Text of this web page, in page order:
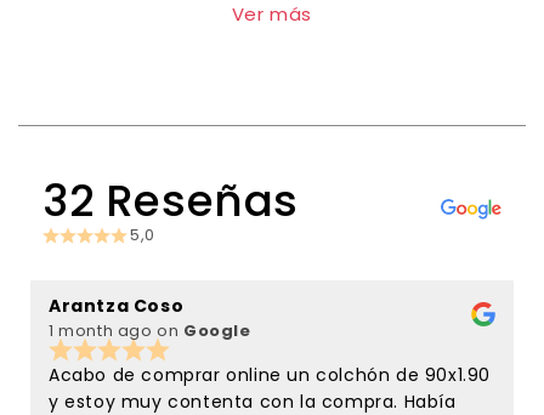
Ver más
32 Reseñas
5,0
Arantza Coso
1 month agoon Google
Acabo de comprar online un colchón de 90x1.90
y estoy muy contenta con la compra. Había